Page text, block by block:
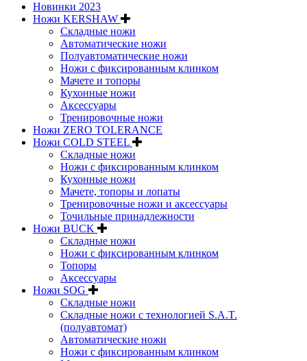
Новинки 2023
Ножи KERSHAW
Складные ножи
Автоматические ножи
Полуавтоматические ножи
Ножи с фиксированным клинком
Мачете и топоры
Кухонные ножи
Аксессуары
Тренировочные ножи
Ножи ZERO TOLERANCE
Ножи COLD STEEL
Складные ножи
Ножи с фиксированным клинком
Кухонные ножи
Мачете, топоры и лопаты
Тренировочные ножи и аксессуары
Точильные принадлежности
Ножи BUCK
Складные ножи
Ножи с фиксированным клинком
Топоры
Аксессуары
Ножи SOG
Складные ножи
Складные ножи с технологией S.A.T.
(полуавтомат)
Автоматические ножи
Ножи с фиксированным клинком